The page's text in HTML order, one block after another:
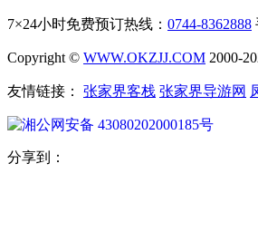
7×24小时免费预订热线： 0744-8362888
Copyright © WWW.OKZJJ.COM 2000-
友情链接： 张家界客栈 张家界导游网
湘公网安备 43080202000185号
分享到：